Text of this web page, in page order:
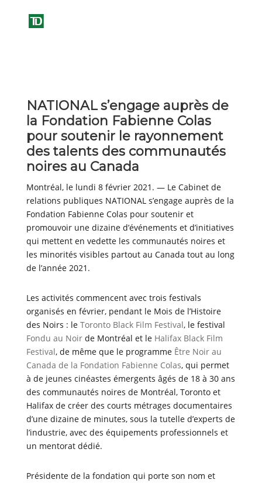
NATIONAL s’engage auprès de
la Fondation Fabienne Colas
pour soutenir le rayonnement
des talents des communautés
noires au Canada
Montréal, le lundi 8 février 2021. — Le Cabinet de
relations publiques NATIONAL s’engage auprès de la
Fondation Fabienne Colas pour soutenir et
promouvoir une dizaine d’événements et d’initiatives
qui mettent en vedette les communautés noires et
les minorités visibles partout au Canada tout au long
de l’année 2021.
Les activités commencent avec trois festivals
organisés en février, pendant le Mois de l’Histoire
des Noirs : le Toronto Black Film Festival, le festival
Fondu au Noirde Montréal et le Halifax Black Film
Festival, de même que le programme Être Noir au
Canada de la Fondation Fabienne Colas, qui permet
à de jeunes cinéastes émergents âgés de 18 à 30 ans
des communautés noires de Montréal, Toronto et
Halifax de créer des courts métrages documentaires
d’une dizaine de minutes, sous la tutelle d’experts de
l’industrie, avec des équipements professionnels et
un mentorat dédié.
Présidente de la fondation qui porte son nom et